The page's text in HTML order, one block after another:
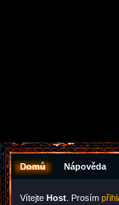
Domů Nápověda
Vítejte Host . Prosím